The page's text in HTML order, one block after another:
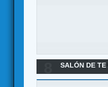
SALÓN DE TE